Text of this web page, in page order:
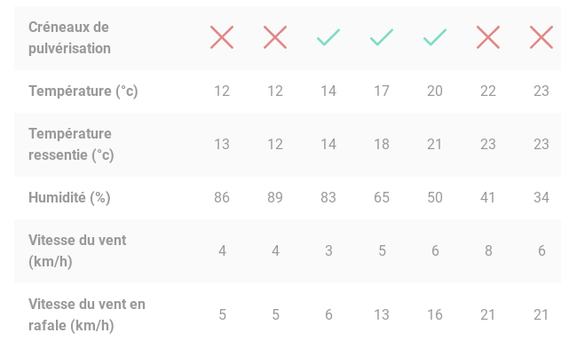
Créneaux de
pulvérisation
Température (°c) 12 12 14 17 20 22 23
Température
ressentie (°c)
13 12 14 18 21 23 23
Humidité (%) 86 89 83 65 50 41 34
Vitesse du vent
(km/h)
4 4 3 5 6 8 6
Vitesse du vent en
rafale (km/h)
5 5 6 13 16 21 21